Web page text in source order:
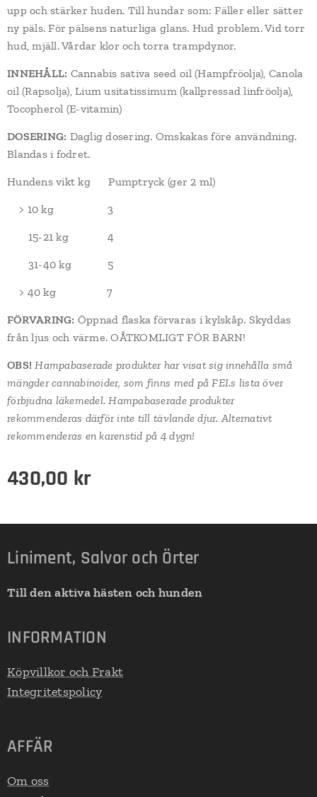
upp och stärker huden. Till hundar som: Fäller eller sätter
ny päls. För pälsens naturliga glans. Hud problem. Vid torr
hud, mjäll. Vårdar klor och torra trampdynor.
INNEHÅLL: Cannabis sativa seed oil (Hampfröolja), Canola
oil (Rapsolja), Lium usitatissimum (kallpressad linfröolja),
Tocopherol (E-vitamin)
DOSERING: Daglig dosering. Omskakas före användning.
Blandas i fodret.
Hundens vikt kg Pumptryck (ger 2 ml)
> 10 kg 3
15-21 kg 4
31-40 kg 5
> 40 kg 7
FÖRVARING: Öppnad flaska förvaras i kylskåp. Skyddas
från ljus och värme. OÅTKOMLIGT FÖR BARN!
OBS! Hampabaserade produkter har visat sig innehålla små
mängder cannabinoider, som finns med på FEI.s lista över
förbjudna läkemedel. Hampabaserade produkter
rekommenderas därför inte till tävlande djur. Alternativt
rekommenderas en karenstid på 4 dygn!
430,00 kr
Liniment, Salvor och Örter
Till den aktiva hästen och hunden
INFORMATION
Köpvillkor och Frakt
Integritetspolicy
AFFÄR
Om oss